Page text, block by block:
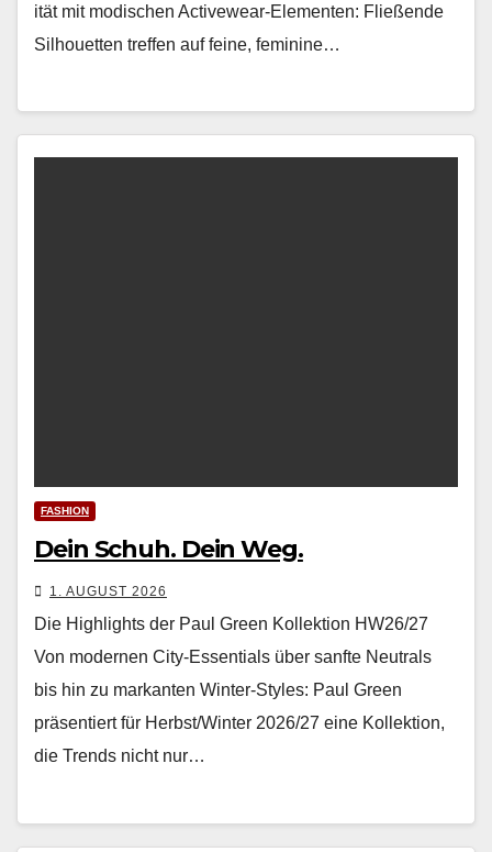
ität mit modis­chen Activewear-Ele­menten: Fließende
Sil­hou­et­ten tre­f­fen auf feine, fem­i­nine…
FASHION
Dein Schuh. Dein Weg.
1. AUGUST 2026
Die Highlights der Paul Green Kollektion HW26/27
Von mod­er­nen City-Essen­tials über san­fte Neu­trals
bis hin zu markan­ten Win­ter-Styles: Paul Green
präsen­tiert für Herbst/Winter 2026/27 eine Kollek­tion,
die Trends nicht nur…